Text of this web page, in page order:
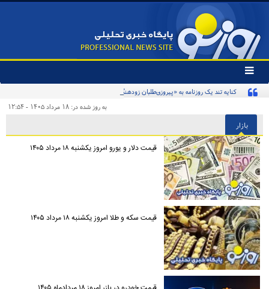
تغییر
وضعیت
منوی
ها
کنایه تند یک روزنامه به «پیروزی‌طلبان زودهنگام» و مخاطبان اینترنشنال
به روز شده در: ۱۸ مرداد ۱۴۰۵ - ۱۲:۵۴
بازار
قیمت دلار و یورو امروز یکشنبه ۱۸ مرداد ۱۴۰۵
قیمت سکه و طلا امروز یکشنبه ۱۸ مرداد ۱۴۰۵